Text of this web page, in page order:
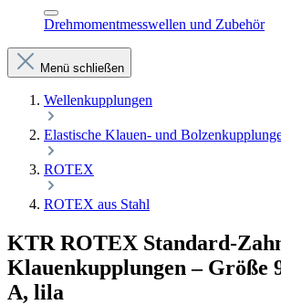
Drehmomentmesswellen und Zubehör
Menü schließen
Wellenkupplungen
Elastische Klauen- und
ROTEX
ROTEX aus Stahl
KTR ROTEX Standard-
Klauenkupplungen – Größe
A, lila